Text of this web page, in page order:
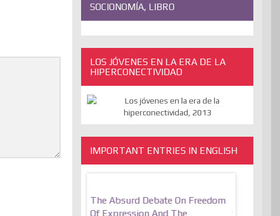
SOCIONOMÍA, LIBRO
LOS JÓVENES EN LA ERA DE LA
HIPERCONECTIVIDAD
IMPORTANT ENTRIES IN ENGLISH
The Absurd Debate On Freedom
Of Expression And The
Stronger,